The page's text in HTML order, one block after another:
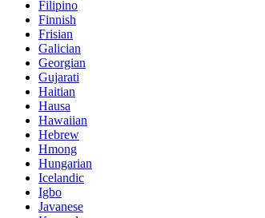
Filipino
Finnish
Frisian
Galician
Georgian
Gujarati
Haitian
Hausa
Hawaiian
Hebrew
Hmong
Hungarian
Icelandic
Igbo
Javanese